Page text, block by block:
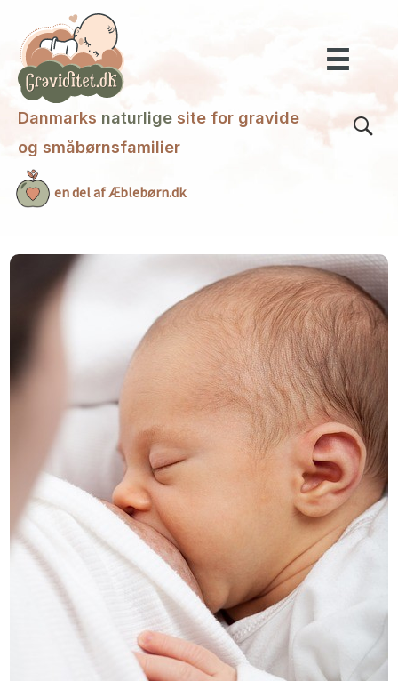
indholdet
Danmarks naturlige site for gravide
og småbørnsfamilier
en del af Æblebørn.dk